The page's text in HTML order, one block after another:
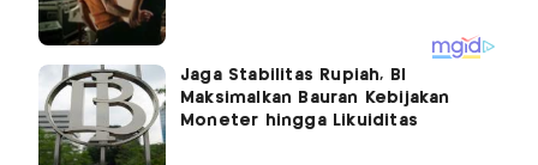
Jaga Stabilitas Rupiah, BI
Maksimalkan Bauran Kebijakan
Moneter hingga Likuiditas